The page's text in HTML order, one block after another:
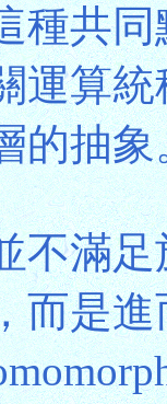
種共
運算
的抽象
不滿
而是